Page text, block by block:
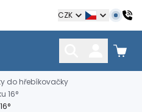
CZK
KOTEVNÍ TECHNIKA
do hřebíkovačky
16°